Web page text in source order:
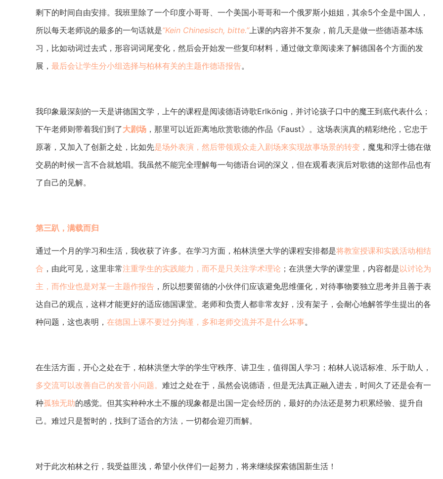
剩下的时间自由安排。我班里除了一个印度小哥哥、一个美国小哥哥和一个俄罗斯小姐姐，其余5个全是中国人，
所以每天老师说的最多的一句话就是“Kein Chinesisch, bitte.”上课的内容并不复杂，前几天是做一些德语基本练
习，比如动词过去式，形容词词尾变化，然后会开始发一些复印材料，通过做文章阅读来了解德国各个方面的发
展， 最后会让学生分小组选择与柏林有关的主题作德语报告。
我印象最深刻的一天是讲德国文学，上午的课程是阅读德语诗歌Erlkönig，并讨论孩子口中的魔王到底代表什么；
下午老师则带着我们到了大剧场 ，那里可以近距离地欣赏歌德的作品《Faust》。这场表演真的精彩绝伦，它忠于
原著，又加入了创新之处，比如先是场外表演，然后带领观众走入剧场来实现故事场景的转变 ，魔鬼和浮士德在做
交易的时候一言不合就尬唱。我虽然不能完全理解每一句德语台词的深义，但在观看表演后对歌德的这部作品也有
了自己的见解。
第三趴，满载而归
通过一个月的学习和生活，我收获了许多。在学习方面，柏林洪堡大学的课程安排都是将教室授课和实践活动相结
合 ，由此可见，这里非常注重学生的实践能力，而不是只关注学术理论 ；在洪堡大学的课堂里，内容都是以讨论为
主，而作业也是对某一主题作报告 ，所以想要留德的小伙伴们应该避免思维僵化，对待事物要独立思考并且善于表
达自己的观点，这样才能更好的适应德国课堂。老师和负责人都非常友好，没有架子，会耐心地解答学生提出的各
种问题，这也表明， 在德国上课不要过分拘谨，多和老师交流并不是什么坏事。
在生活方面，开心之处在于，柏林洪堡大学的学生守秩序、讲卫生，值得国人学习；柏林人说话标准、乐于助人，
多交流可以改善自己的发音小问题。 难过之处在于，虽然会说德语，但是无法真正融入进去，时间久了还是会有一
种孤独无助的感觉。但其实种种水土不服的现象都是出国一定会经历的，最好的办法还是努力积累经验、提升自
己。难过只是暂时的，找到了适合的方法，一切都会迎刃而解。
对于此次柏林之行，我受益匪浅，希望小伙伴们一起努力，将来继续探索德国新生活！